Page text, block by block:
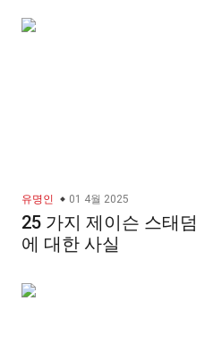
유명인 01 4월 2025
25 가지 제이슨 스태덤
에 대한 사실